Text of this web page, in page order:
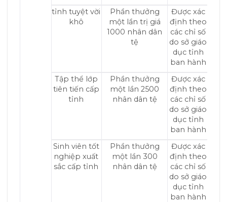
tỉnh tuyệt vời
khô
Phần thưởng
một lần trị giá
1000 nhân dân
tệ
Được xác
định theo
các chỉ số
do sở giáo
dục tỉnh
ban hành
Tập thể lớp
tiên tiến cấp
tỉnh
Phần thưởng
một lần 2500
nhân dân tệ
Được xác
định theo
các chỉ số
do sở giáo
dục tỉnh
ban hành
Sinh viên tốt
nghiệp xuất
sắc cấp tỉnh
Phần thưởng
một lần 300
nhân dân tệ
Được xác
định theo
các chỉ số
do sở giáo
dục tỉnh
ban hành